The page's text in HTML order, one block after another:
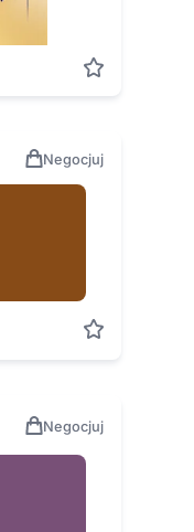
Negocjuj
Negocjuj